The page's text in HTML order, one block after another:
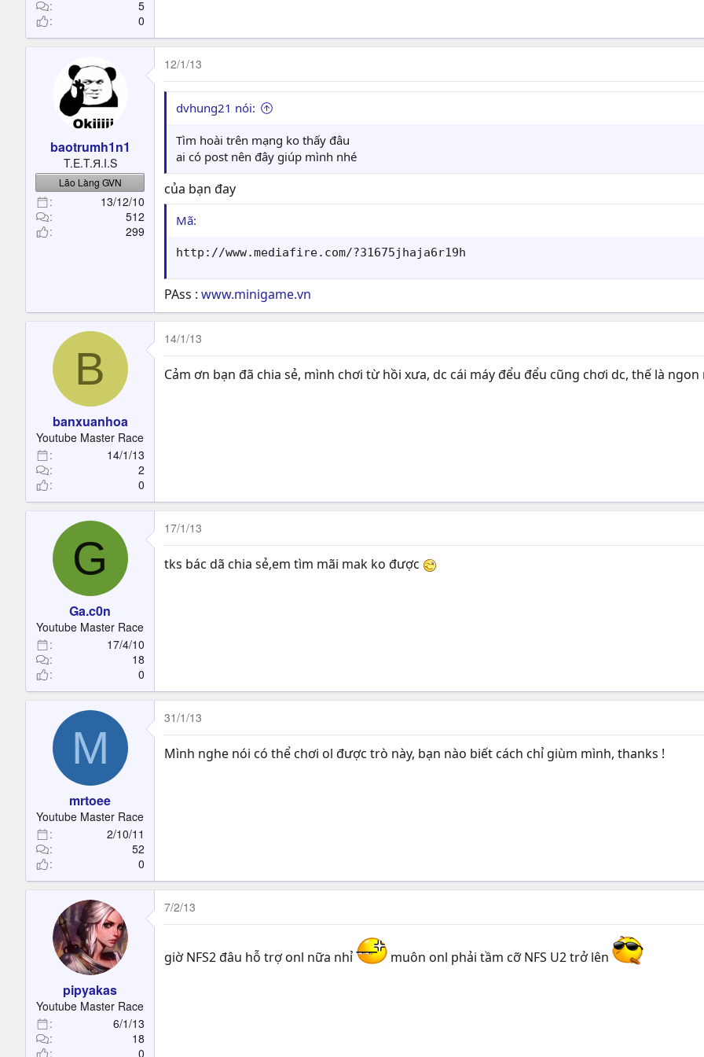
t
e
r
5
0
baotrumh1n1
T.E.T.Я.I.S
Lão Làng GVN
13/12/10
512
299
12/1/13
dvhung21 nói:
Tìm hoài trên mạng ko thấy đâu
ai có post nên đây giúp mình nhé
của bạn đay
Mã:
http://www.mediafire.com/?31675jhaja6r19h
PAss : www.minigame.vn
B
banxuanhoa
Youtube Master Race
14/1/13
2
0
14/1/13
Cảm ơn bạn đã chia sẻ, mình chơi từ hồi xưa, dc cái máy đểu đểu cũng chơi dc, thế là ngon
G
Ga.c0n
Youtube Master Race
17/4/10
18
0
17/1/13
tks bác dã chia sẻ,em tìm mãi mak ko được
M
mrtoee
Youtube Master Race
2/10/11
52
0
31/1/13
Mình nghe nói có thể chơi ol được trò này, bạn nào biết cách chỉ giùm mình, thanks !
pipyakas
Youtube Master Race
6/1/13
18
0
7/2/13
giờ NFS2 đâu hỗ trợ onl nữa nhỉ muôn onl phải tầm cỡ NFS U2 trở lên